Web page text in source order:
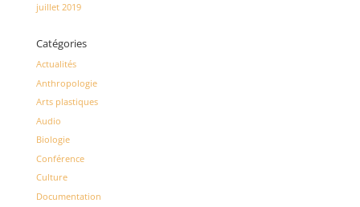
juillet 2019
Catégories
Actualités
Anthropologie
Arts plastiques
Audio
Biologie
Conférence
Culture
Documentation